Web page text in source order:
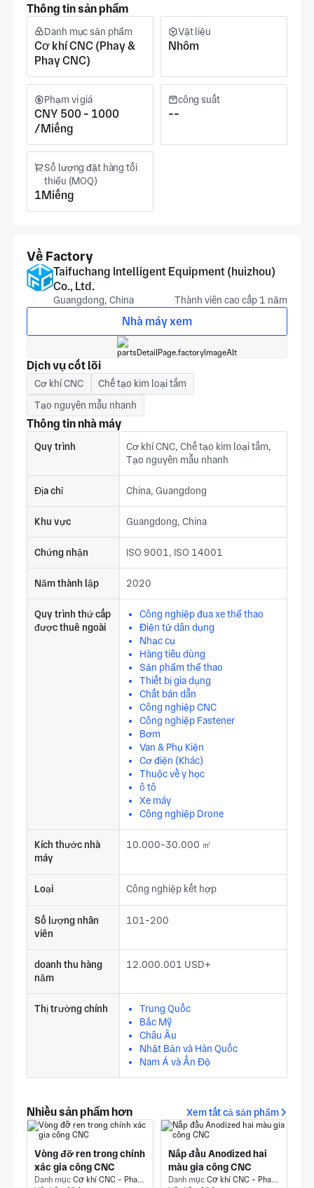
Thông tin sản phẩm
Danh mục sản phẩm
Cơ khí CNC (Phay &
Phay CNC)
Vật liệu
Nhôm
Phạm vi giá
CNY 500 - 1000
/Miếng
công suất
--
Số lượng đặt hàng tối
thiểu (MOQ)
1Miếng
Về Factory
Taifuchang Intelligent Equipment (huizhou)
Co., Ltd.
Guangdong, China Thành viên cao cấp 1 năm
Nhà máy xem
Dịch vụ cốt lõi
Cơ khí CNC
Chế tạo kim loại tấm
Tạo nguyên mẫu nhanh
Thông tin nhà máy
Quy trình
Cơ khí CNC, Chế tạo kim loại tấm,
Tạo nguyên mẫu nhanh
Địa chỉ China, Guangdong
Khu vực Guangdong, China
Chứng nhận ISO 9001, ISO 14001
Năm thành lập 2020
Quy trình thứ cấp
được thuê ngoài
Công nghiệp đua xe thể thao
Điện tử dân dụng
Nhạc cụ
Hàng tiêu dùng
Sản phẩm thể thao
Thiết bị gia dụng
Chất bán dẫn
Công nghiệp CNC
Công nghiệp Fastener
Bơm
Van & Phụ Kiện
Cơ điện (Khác)
Thuộc về y học
ô tô
Xe máy
Công nghiệp Drone
Kích thước nhà
máy
10.000-30.000 ㎡
Loại Công nghiệp kết hợp
Số lượng nhân
viên
101-200
doanh thu hàng
năm
12.000.001 USD+
Thị trường chính
Trung Quốc
Bắc Mỹ
Châu Âu
Nhật Bản và Hàn Quốc
Nam Á và Ấn Độ
Nhiều sản phẩm hơn Xem tất cả sản phẩm
Vòng đỡ ren trong chính
xác gia công CNC
Danh mục Cơ khí CNC - Phay & Phay CNC
Nắp đầu Anodized hai
màu gia công CNC
Danh mục Cơ khí CNC - Phay & Phay CNC